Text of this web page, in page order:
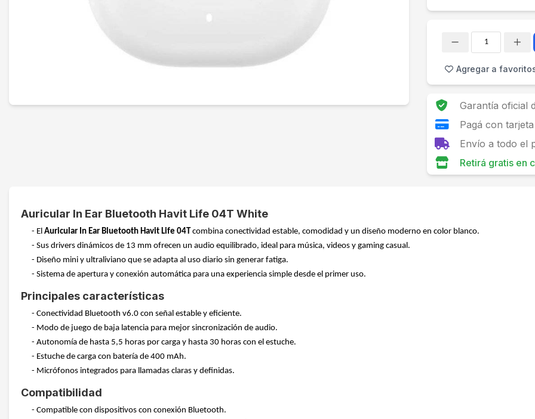
Agregar a
Garantía oficial
Pagá con
Envío a todo el
Retirá gratis en
Auricular In Ear Bluetooth Havit Life 04T White
- El Auricular In Ear Bluetooth Havit Life 04T combina conectividad estable, comodidad y un diseño moderno en color blanco.
- Sus drivers dinámicos de 13 mm ofrecen un audio equilibrado, ideal para música, videos y gaming casual.
- Diseño mini y ultraliviano que se adapta al uso diario sin generar fatiga.
- Sistema de apertura y conexión automática para una experiencia simple desde el primer uso.
Principales características
- Conectividad Bluetooth v6.0 con señal estable y eficiente.
- Modo de juego de baja latencia para mejor sincronización de audio.
- Autonomía de hasta 5,5 horas por carga y hasta 30 horas con el estuche.
- Estuche de carga con batería de 400 mAh.
- Micrófonos integrados para llamadas claras y definidas.
Compatibilidad
- Compatible con dispositivos con conexión Bluetooth.